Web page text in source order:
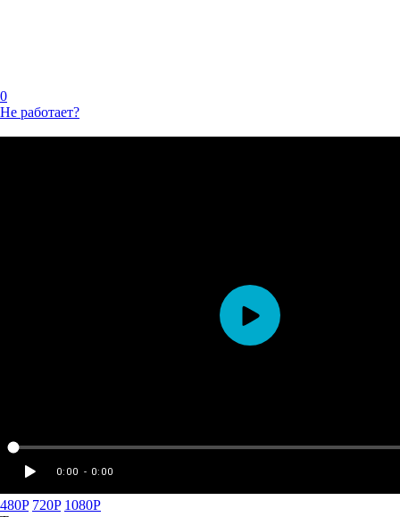
0
Не работает?
480P 720P 1080P